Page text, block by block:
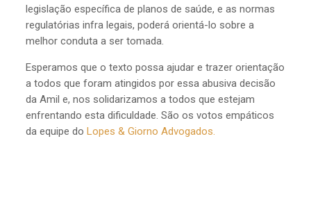
legislação específica de planos de saúde, e as normas
regulatórias infra legais, poderá orientá-lo sobre a
melhor conduta a ser tomada.
Esperamos que o texto possa ajudar e trazer orientação
a todos que foram atingidos por essa abusiva decisão
da Amil e, nos solidarizamos a todos que estejam
enfrentando esta dificuldade. São os votos empáticos
da equipe doLopes & Giorno Advogados.